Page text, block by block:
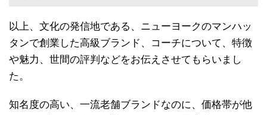
以上、文化の発信地である、ニューヨークのマンハッ
タンで創業した高級ブランド、コーチについて、特徴
や魅力、世間の評判などをお伝えさせてもらいまし
た。
知名度の高い、一流老舗ブランドなのに、価格帯が他